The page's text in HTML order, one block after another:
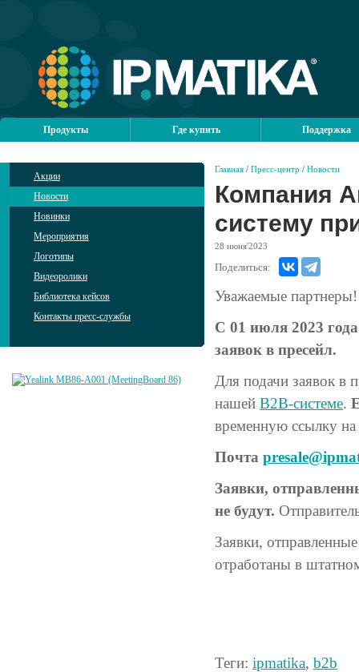
Продукты Где купить Поддержка
Акции
Новости
Новинки
Мероприятия
Логотипы
Видеоролики
Библиотека кейсов
Контакты пресс-службы
Главная / Пресс-центр / Новости
Компания
систему
28 июня'2023
Поделиться:
Уважаемые партнеры!
С 01 июля 2023 года
заявок в пресейл.
Для подачи заявок в
нашей B2B-системе.
временную ссылку
Почта
Заявки,
не будут.
Заявки,
отработаны в
Теги: ipmatika, b2b